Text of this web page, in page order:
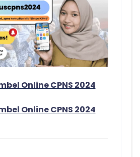
Online CPNS 2024
Online CPNS 2024